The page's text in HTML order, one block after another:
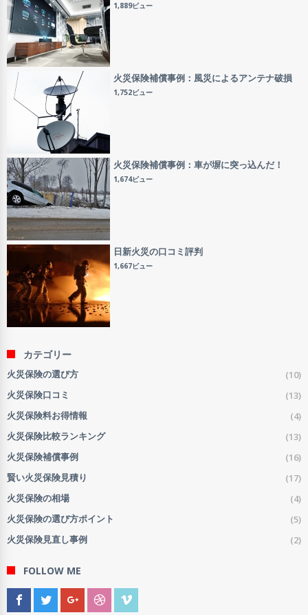
1,889ビュー
火災保険補償事例：風災によるアンテナ破損
1,752ビュー
火災保険補償事例：車が塀に突っ込んだ！
1,674ビュー
日新火災の口コミ評判
1,667ビュー
カテゴリー
火災保険の選び方 (10)
火災保険口コミ (13)
火災保険料お得情報 (4)
火災保険比較ランキング (13)
火災保険補償事例 (16)
賢い火災保険見積り (17)
火災保険の相場 (4)
火災保険の選び方ポイント (5)
火災保険見直し事例 (2)
FOLLOW ME